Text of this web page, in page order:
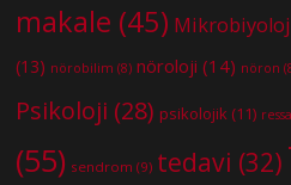
makale (45)
(13) nörobilim (8) nöroloji (14) nöron
Psikoloji (28) psikolojik (11)
(55) sendrom (9) tedavi (32)